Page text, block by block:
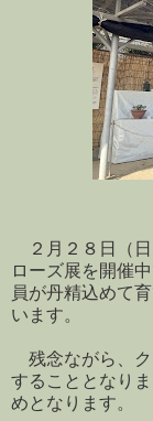
２月２８日（日
ローズ展を開催
員が丹精込めて
います。
残念ながら、ク
することとなり
めとなります。